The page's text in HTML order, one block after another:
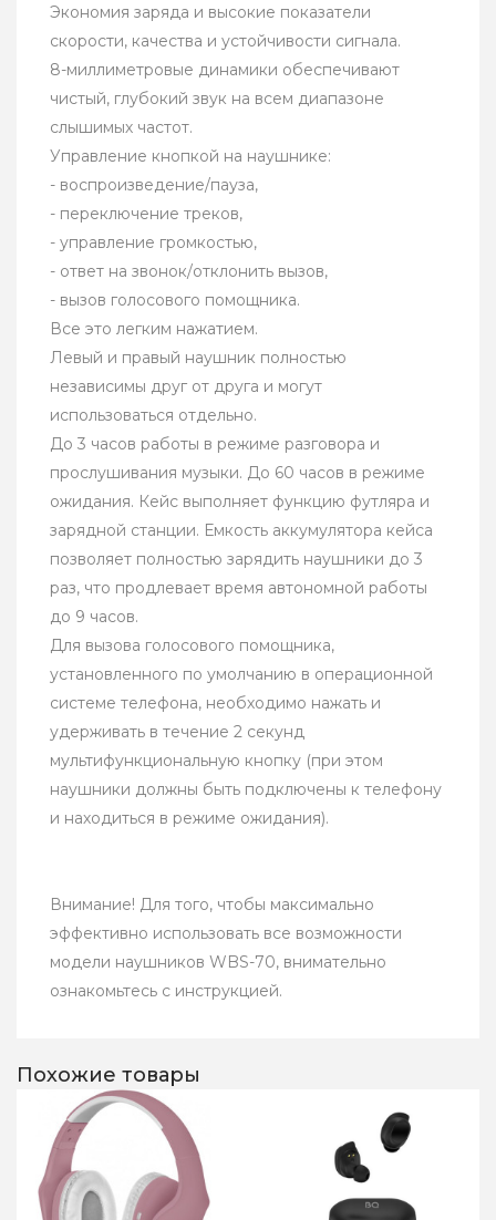
Экономия заряда и высокие показатели
скорости, качества и устойчивости сигнала.
8-миллиметровые динамики обеспечивают
чистый, глубокий звук на всем диапазоне
слышимых частот.
Управление кнопкой на наушнике:
- воспроизведение/пауза,
- переключение треков,
- управление громкостью,
- ответ на звонок/отклонить вызов,
- вызов голосового помощника.
Все это легким нажатием.
Левый и правый наушник полностью
независимы друг от друга и могут
использоваться отдельно.
До 3 часов работы в режиме разговора и
прослушивания музыки. До 60 часов в режиме
ожидания. Кейс выполняет функцию футляра и
зарядной станции. Емкость аккумулятора кейса
позволяет полностью зарядить наушники до 3
раз, что продлевает время автономной работы
до 9 часов.
Для вызова голосового помощника,
установленного по умолчанию в операционной
системе телефона, необходимо нажать и
удерживать в течение 2 секунд
мультифункциональную кнопку (при этом
наушники должны быть подключены к телефону
и находиться в режиме ожидания).
Внимание! Для того, чтобы максимально
эффективно использовать все возможности
модели наушников WBS-70, внимательно
ознакомьтесь с инструкцией.
Похожие товары